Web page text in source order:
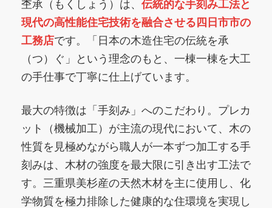
杢承（もくしょう）は、 伝統的な手刻み工法と
現代の高性能住宅技術を融合させる四日市市の
工務店です。「日本の木造住宅の伝統を承
（つ）ぐ」という理念のもと、一棟一棟を大工
の手仕事で丁寧に仕上げています。
最大の特徴は「手刻み」へのこだわり。プレカ
ット（機械加工）が主流の現代において、木の
性質を見極めながら職人が一本ずつ加工する手
刻みは、木材の強度を最大限に引き出す工法で
す。三重県美杉産の天然木材を主に使用し、化
学物質を極力排除した健康的な住環境を実現し